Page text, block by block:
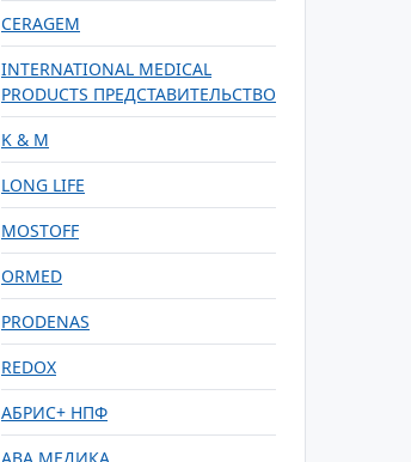
CERAGEM
INTERNATIONAL MEDICAL
PRODUCTS ПРЕДСТАВИТЕЛЬСТВО
K & M
LONG LIFE
MOSTOFF
ORMED
PRODENAS
REDOX
АБРИС+ НПФ